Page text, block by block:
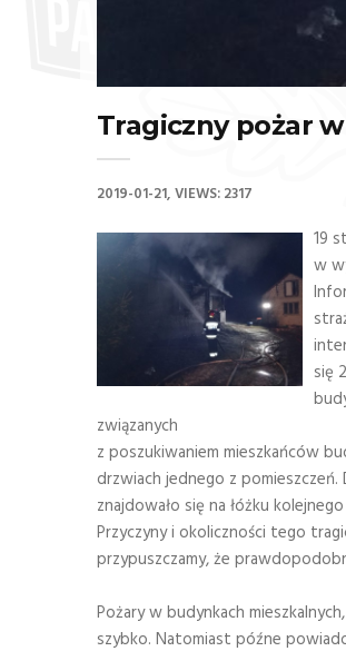
Tragiczny pożar
2019-01-21 VIEWS: 2317
19
w
się
związanych
z poszukiwaniem mieszkańców
drzwiach jednego z pomieszczeń.
znajdowało się na łóżku
Przyczyny i okoliczności tego
przypuszczamy, że
Pożary w budynkach
szybko. Natomiast późne